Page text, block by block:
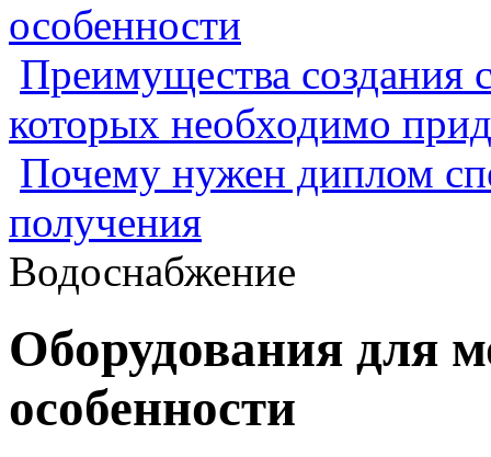
особенности
Преимущества создания
которых необходимо
Почему нужен диплом
получения
Водоснабжение
Оборудования для
особенности